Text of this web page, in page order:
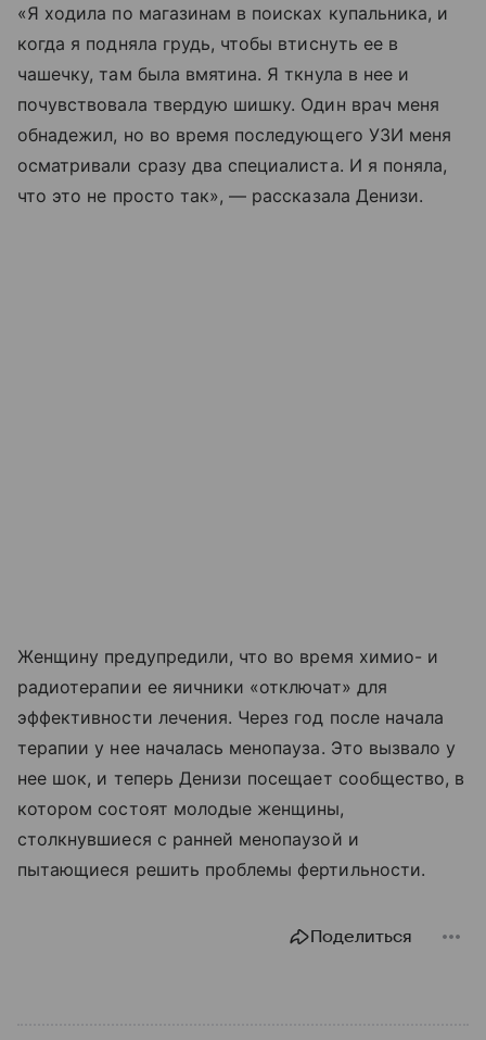
«Я ходила по магазинам в поисках купальника, и
когда я подняла грудь, чтобы втиснуть ее в
чашечку, там была вмятина. Я ткнула в нее и
почувствовала твердую шишку. Один врач меня
обнадежил, но во время последующего УЗИ меня
осматривали сразу два специалиста. И я поняла,
что это не просто так», — рассказала Денизи.
Женщину предупредили, что во время химио- и
радиотерапии ее яичники «отключат» для
эффективности лечения. Через год после начала
терапии у нее началась менопауза. Это вызвало у
нее шок, и теперь Денизи посещает сообщество, в
котором состоят молодые женщины,
столкнувшиеся с ранней менопаузой и
пытающиеся решить проблемы фертильности.
Поделиться